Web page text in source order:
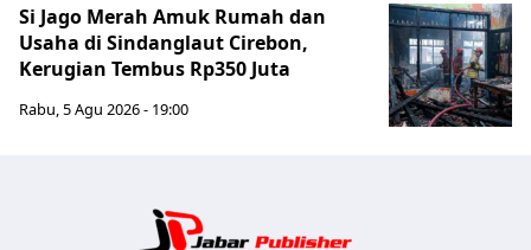
Si Jago Merah Amuk Rumah dan
Usaha di Sindanglaut Cirebon,
Kerugian Tembus Rp350 Juta
Rabu, 5 Agu 2026 - 19:00